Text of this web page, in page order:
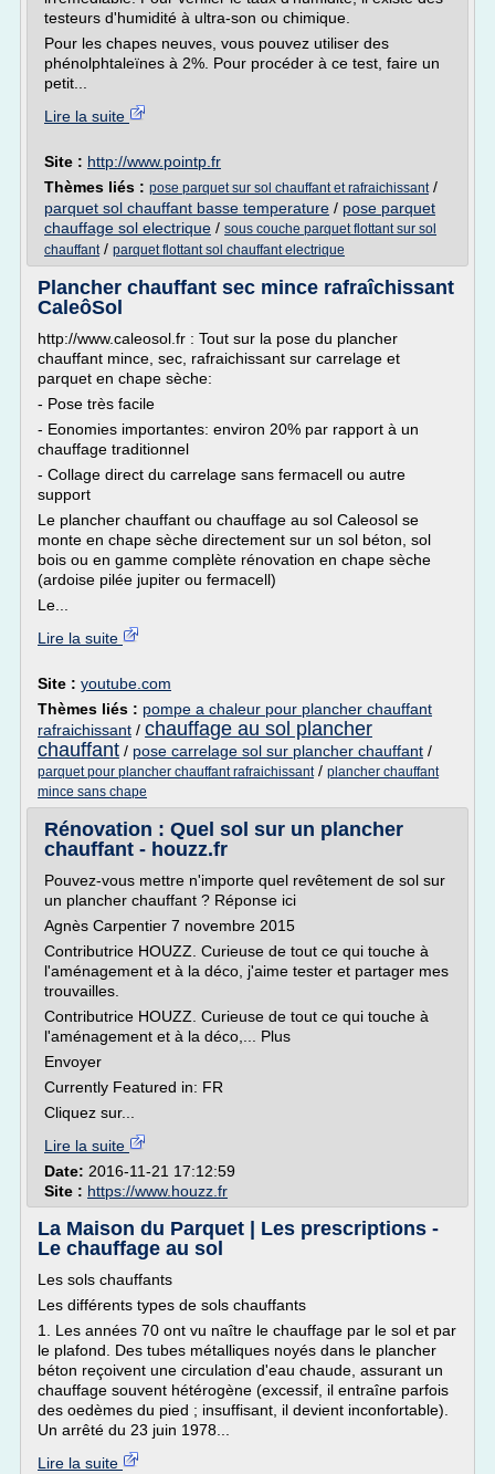
testeurs d'humidité à ultra-son ou chimique.
Pour les chapes neuves, vous pouvez utiliser des
phénolphtaleïnes à 2%. Pour procéder à ce test, faire un
petit...
Lire la suite
Site : http://www.pointp.fr
Thèmes liés : pose parquet sur sol chauffant et rafraichissant/
parquet sol chauffant basse temperature / pose parquet
chauffage sol electrique / sous couche parquet flottant sur sol
chauffant/ parquet flottant sol chauffant electrique
Plancher chauffant sec mince rafraîchissant
CaleôSol
http://www.caleosol.fr : Tout sur la pose du plancher
chauffant mince, sec, rafraichissant sur carrelage et
parquet en chape sèche:
- Pose très facile
- Eonomies importantes: environ 20% par rapport à un
chauffage traditionnel
- Collage direct du carrelage sans fermacell ou autre
support
Le plancher chauffant ou chauffage au sol Caleosol se
monte en chape sèche directement sur un sol béton, sol
bois ou en gamme complète rénovation en chape sèche
(ardoise pilée jupiter ou fermacell)
Le...
Lire la suite
Site : youtube.com
Thèmes liés : pompe a chaleur pour plancher chauffant
rafraichissant / chauffage au sol plancher
chauffant / pose carrelage sol sur plancher chauffant /
parquet pour plancher chauffant rafraichissant/ plancher chauffant
mince sans chape
Rénovation : Quel sol sur un plancher
chauffant - houzz.fr
Pouvez-vous mettre n'importe quel revêtement de sol sur
un plancher chauffant ? Réponse ici
Agnès Carpentier 7 novembre 2015
Contributrice HOUZZ. Curieuse de tout ce qui touche à
l'aménagement et à la déco, j'aime tester et partager mes
trouvailles.
Contributrice HOUZZ. Curieuse de tout ce qui touche à
l'aménagement et à la déco,... Plus
Envoyer
Currently Featured in: FR
Cliquez sur...
Lire la suite
Date: 2016-11-21 17:12:59
Site : https://www.houzz.fr
La Maison du Parquet | Les prescriptions -
Le chauffage au sol
Les sols chauffants
Les différents types de sols chauffants
1. Les années 70 ont vu naître le chauffage par le sol et par
le plafond. Des tubes métalliques noyés dans le plancher
béton reçoivent une circulation d'eau chaude, assurant un
chauffage souvent hétérogène (excessif, il entraîne parfois
des oedèmes du pied ; insuffisant, il devient inconfortable).
Un arrêté du 23 juin 1978...
Lire la suite